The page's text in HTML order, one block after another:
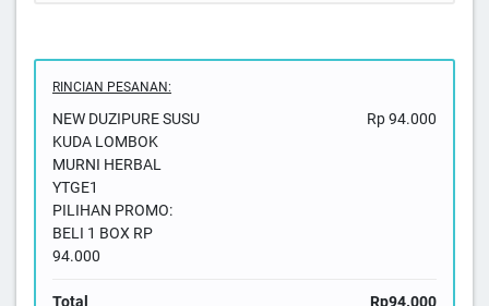
RINCIAN PESANAN:
NEW DUZIPURE SUSU
KUDA LOMBOK
MURNI HERBAL
YTGE1
PILIHAN PROMO:
BELI 1 BOX RP
94.000
Rp 94.000
Total Rp94.000